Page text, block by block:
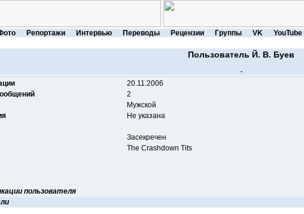
Репортажи Интервью Переводы Рецензии Группы VK YouTube
Пользователь Й. В. Буев
-
20.11.2006
2
Мужской
Не указана
Засекречен
The Crashdown Tits
пользователя